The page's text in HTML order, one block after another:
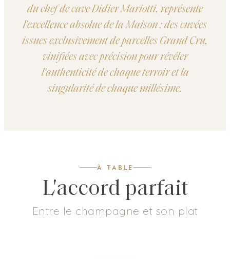
du chef de cave Didier Mariotti, représente
l'excellence absolue de la Maison : des cuvées
issues exclusivement de parcelles Grand Cru,
vinifiées avec précision pour révéler
l'authenticité de chaque terroir et la
singularité de chaque millésime.
À TABLE
L'accord parfait
Entre le champagne et son plat